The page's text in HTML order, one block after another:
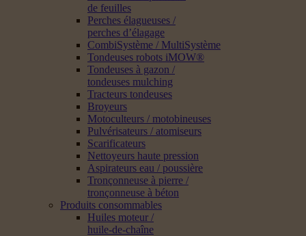
de feuilles
Perches élagueuses /
perches d’élagage
CombiSystème / MultiSystème
Tondeuses robots iMOW®
Tondeuses à gazon /
tondeuses mulching
Tracteurs tondeuses
Broyeurs
Motoculteurs / motobineuses
Pulvérisateurs / atomiseurs
Scarificateurs
Nettoyeurs haute pression
Aspirateurs eau / poussière
Tronçonneuse à pierre /
tronçonneuse à béton
Produits consommables
Huiles moteur /
huile-de-chaîne